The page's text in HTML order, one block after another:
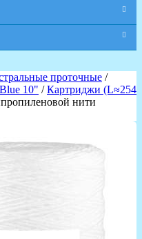
проточные /
10" /Картриджи (L≈254
нити